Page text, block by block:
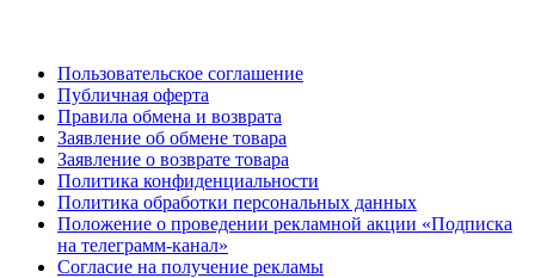
Пользовательское соглашение
Публичная оферта
Правила обмена и возврата
Заявление об обмене товара
Заявление о возврате товара
Политика конфиденциальности
Политика обработки персональных данных
Положение о проведении рекламной акции «Подписка
на телеграмм-канал»
Согласие на получение рекламы